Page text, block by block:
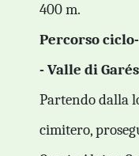
400 m.
Percorso
- Valle di Garés
Partendo dalla
cimitero,